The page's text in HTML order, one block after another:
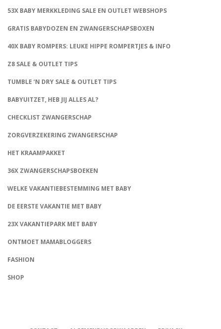
53X BABY MERKKLEDING SALE EN OUTLET WEBSHOPS
GRATIS BABYDOZEN EN ZWANGERSCHAPSBOXEN
40X BABY ROMPERS: LEUKE HIPPE ROMPERTJES & INFO
Z8 SALE & OUTLET TIPS
TUMBLE ‘N DRY SALE & OUTLET TIPS
BABYUITZET, HEB JIJ ALLES AL?
CHECKLIST ZWANGERSCHAP
ZORGVERZEKERING ZWANGERSCHAP
HET KRAAMPAKKET
36X ZWANGERSCHAPSBOEKEN
WELKE VAKANTIEBESTEMMING MET BABY
DE EERSTE VAKANTIE MET BABY
23X VAKANTIEPARK MET BABY
ONTMOET MAMABLOGGERS
FASHION
SHOP